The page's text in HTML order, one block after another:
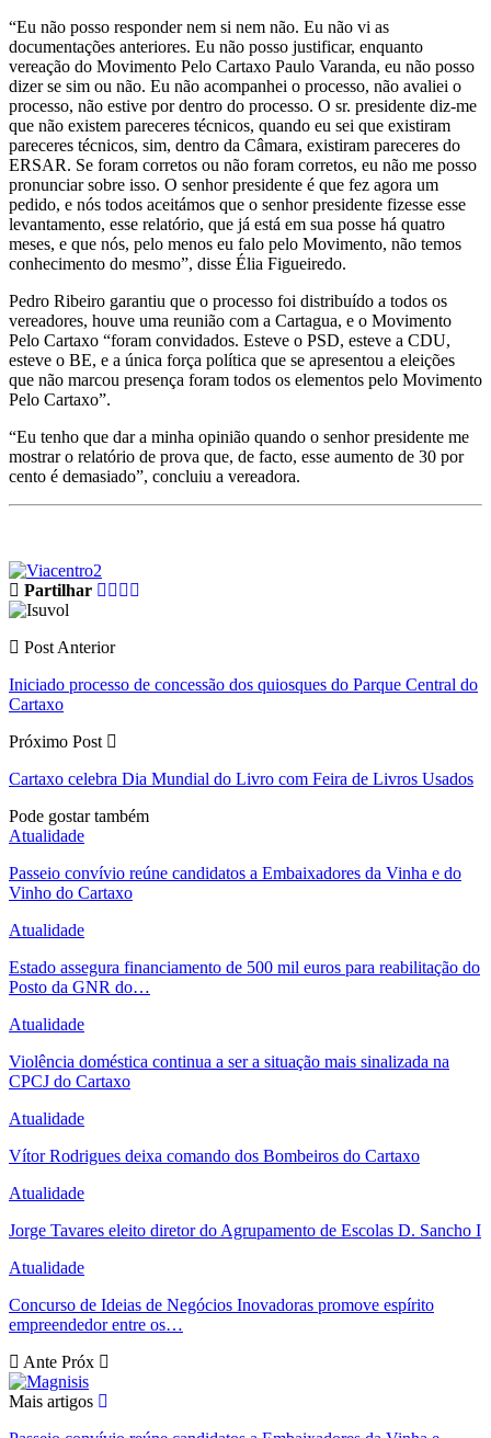
“Eu não posso responder nem si nem não. Eu não vi as
documentações anteriores. Eu não posso justificar, enquanto
vereação do Movimento Pelo Cartaxo Paulo Varanda, eu não posso
dizer se sim ou não. Eu não acompanhei o processo, não avaliei o
processo, não estive por dentro do processo. O sr. presidente diz-me
que não existem pareceres técnicos, quando eu sei que existiram
pareceres técnicos, sim, dentro da Câmara, existiram pareceres do
ERSAR. Se foram corretos ou não foram corretos, eu não me posso
pronunciar sobre isso. O senhor presidente é que fez agora um
pedido, e nós todos aceitámos que o senhor presidente fizesse esse
levantamento, esse relatório, que já está em sua posse há quatro
meses, e que nós, pelo menos eu falo pelo Movimento, não temos
conhecimento do mesmo”, disse Élia Figueiredo.
Pedro Ribeiro garantiu que o processo foi distribuído a todos os
vereadores, houve uma reunião com a Cartagua, e o Movimento
Pelo Cartaxo “foram convidados. Esteve o PSD, esteve a CDU,
esteve o BE, e a única força política que se apresentou a eleições
que não marcou presença foram todos os elementos pelo Movimento
Pelo Cartaxo”.
“Eu tenho que dar a minha opinião quando o senhor presidente me
mostrar o relatório de prova que, de facto, esse aumento de 30 por
cento é demasiado”, concluiu a vereadora.
Partilhar
Post Anterior
Iniciado processo de concessão dos quiosques do Parque Central do
Cartaxo
Próximo Post
Cartaxo celebra Dia Mundial do Livro com Feira de Livros Usados
Pode gostar também
Atualidade
Passeio convívio reúne candidatos a Embaixadores da Vinha e do
Vinho do Cartaxo
Atualidade
Estado assegura financiamento de 500 mil euros para reabilitação do
Posto da GNR do…
Atualidade
Violência doméstica continua a ser a situação mais sinalizada na
CPCJ do Cartaxo
Atualidade
Vítor Rodrigues deixa comando dos Bombeiros do Cartaxo
Atualidade
Jorge Tavares eleito diretor do Agrupamento de Escolas D. Sancho I
Atualidade
Concurso de Ideias de Negócios Inovadoras promove espírito
empreendedor entre os…
Ante Próx
Mais artigos